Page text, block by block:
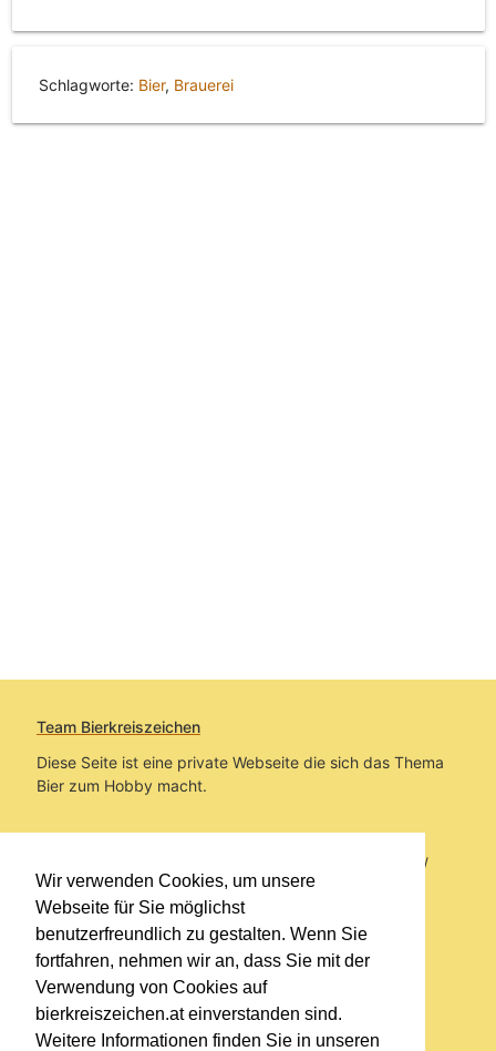
Wir verwenden Cookies, um unsere
Webseite für Sie möglichst
benutzerfreundlich zu gestalten. Wenn Sie
fortfahren, nehmen wir an, dass Sie mit der
Verwendung von Cookies auf
bierkreiszeichen.at einverstanden sind.
Weitere Informationen finden Sie in unseren
Schlagworte: Bier, Brauerei
Team Bierkreiszeichen
Diese Seite ist eine private Webseite die sich das Thema
Bier zum Hobby macht.
Sie befinden sich auf https://www.bierkreiszeichen.at/
im Pfad:Übers Bier/Biersorten
Erstellt: 2016-10-20
Links